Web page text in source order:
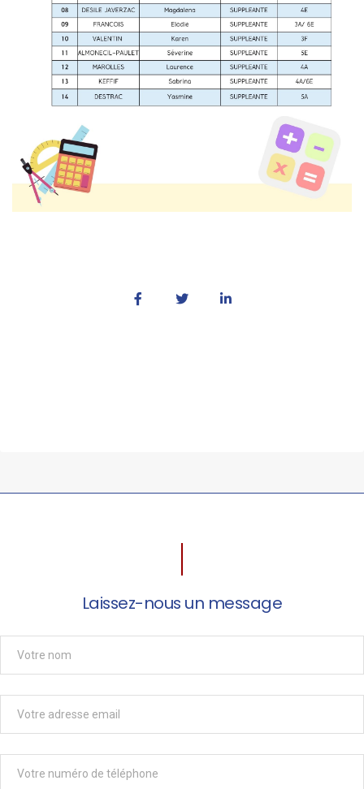
Laissez-nous un message